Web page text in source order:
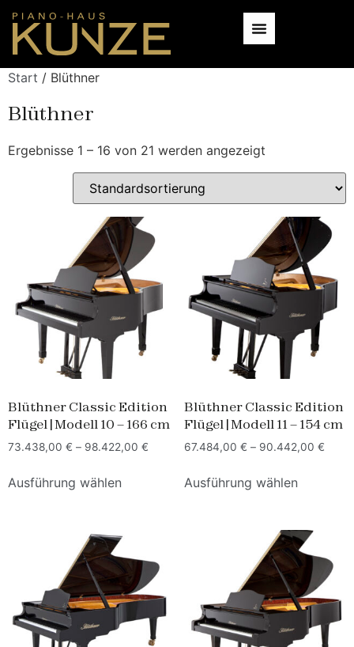
Start / Blüthner
Blüthner
Ergebnisse 1 – 16 von 21 werden angezeigt
Blüthner Classic Edition
Flügel | Modell 10 – 166 cm
73.438,00 € – 98.422,00 €
Ausführung wählen
Blüthner Classic Edition
Flügel | Modell 11 – 154 cm
67.484,00 € – 90.442,00 €
Ausführung wählen